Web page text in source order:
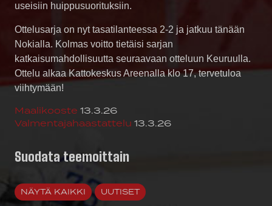
useisiin huippusuorituksiin.
Ottelusarja on nyt tasatilanteessa 2-2 ja jatkuu tänään
Nokialla. Kolmas voitto tietäisi sarjan
katkaisumahdollisuutta seuraavaan otteluun Keuruulla.
Ottelu alkaa Kattokeskus Areenalla klo 17, tervetuloa
viihtymään!
Maalikooste 13.3.26
Valmentajahaastattelu 13.3.26
Suodata teemoittain
NÄYTÄ KAIKKI UUTISET